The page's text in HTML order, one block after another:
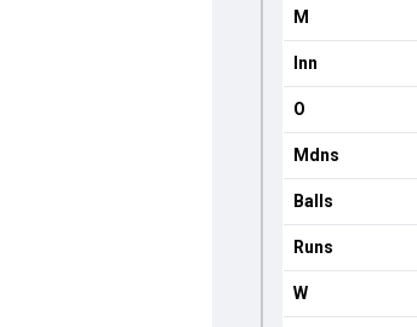
M
Inn
O
Mdns
Balls
Runs
W